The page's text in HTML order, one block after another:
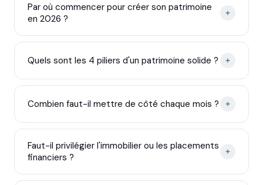
Par où commencer pour créer son patrimoine
en 2026 ?
Quels sont les 4 piliers d'un patrimoine solide ?
Combien faut-il mettre de côté chaque mois ?
Faut-il privilégier l'immobilier ou les placements
financiers ?